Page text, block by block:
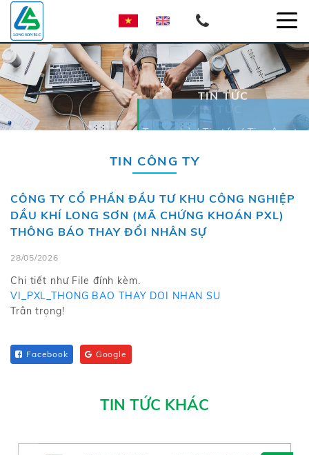
TIN TỨC
Trang chủ / Tin tức / Tin công ty
TIN TỨC
Trang chủ / Tin tức / Tin công ty
TIN CÔNG TY
CÔNG TY CỔ PHẦN ĐẦU TƯ KHU CÔNG NGHIỆP
DẦU KHÍ LONG SƠN (MÃ CHỨNG KHOÁN PXL)
THÔNG BÁO THAY ĐỔI NHÂN SỰ
28/05/2026
Chi tiết như File đính kèm.
VI_PXL_THONG BAO THAY DOI NHAN SU
Trân trọng!
Facebook Google
TIN TỨC KHÁC